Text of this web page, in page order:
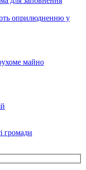
оприлюдненню у
майно
громади